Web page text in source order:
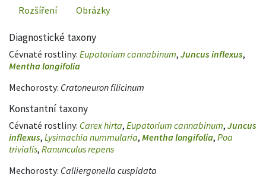
Rozšíření
Obrázky
Diagnostické taxony
Cévnaté rostliny: Eupatorium cannabinum, Juncus inflexus,
Mentha longifolia
Mechorosty: Cratoneuron filicinum
Konstantní taxony
Cévnaté rostliny: Carex hirta, Eupatorium cannabinum, Juncus
inflexus, Lysimachia nummularia, Mentha longifolia, Poa
trivialis, Ranunculus repens
Mechorosty: Calliergonella cuspidata